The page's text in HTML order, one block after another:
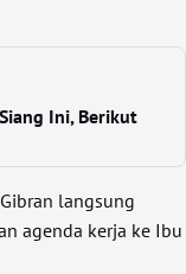
Ini, Berikut
langsung
agenda kerja ke Ibu